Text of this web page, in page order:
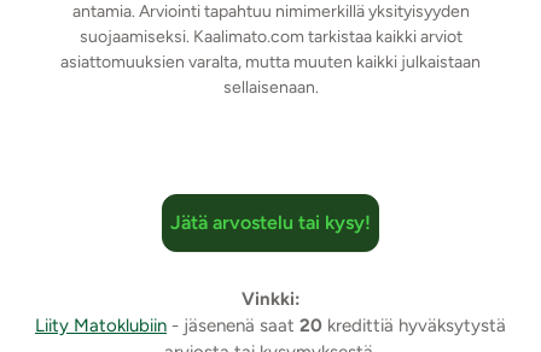
antamia. Arviointi tapahtuu nimimerkillä yksityisyyden
suojaamiseksi. Kaalimato.com tarkistaa kaikki arviot
asiattomuuksien varalta, mutta muuten kaikki julkaistaan
sellaisenaan.
Jätä arvostelu tai kysy!
Vinkki:
Liity Matoklubiin - jäsenenä saat 20 kredittiä hyväksytystä